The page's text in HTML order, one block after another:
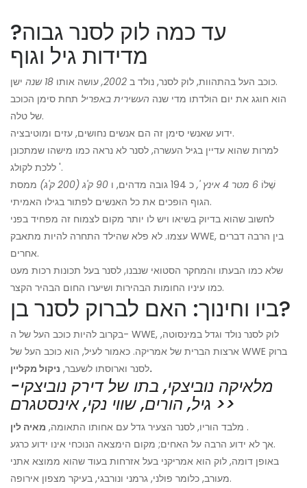
עד כמה לוק לסנר גבוה?
מדידות גיל וגוף
כוכב העל בהתהוות, לוק לסנר, נולד ב 2002,עושה אותו 18 שנה
ישן.
הוא חוגג את יום הולדתו מדי שנה העשירית באפריל תחת סימן הכוכב
של טלה.
ידוע שאנשי סימן זה הם אנשים נחושים, עזים ומוטיבציה.
למרות שהוא עדיין בגיל העשרה, לסנר לא נראה כמו מישהו שמתכונן
ללכת לקולג '.
שֶׁלוֹ 6 מטר 4 אינץ ', כ 194 גובה מדהים, ו 90 ק'ג (200 ק'ג)
ממסת
הגוף הופכים את כל האנשים לפתור בגילו האמיתי.
לחשוב שהוא בדיוק בשיאו ויש לו יותר מקום לצמוח זה מפחיד בפני
עצמו. לא פלא שהילד התחרה להיות מתאבק WWE, בין הרבה דברים
אחרים.
שלא כמו הבעתו והמחקר הסטואי שנבנו, לסנר בעל תכונות רכות מעט
כמו עיניו החומות הבהירות ושיערו החום הבהיר הקצר.
ביו וחינוך: האם לברוק לסנר בן?
בקרוב להיות כוכב העל של ה- WWE, לוק לסנר נולד וגדל במינסוטה,
ארצות הברית של אמריקה. כאמור לעיל, הוא כוכב העל של WWE ברוק
לסנר וארוסתו לשעבר,ניקול מקליין.
מלאיקה נוביצקי, בתו של דירק נוביצקי-
גיל, הורים, שווי נקי, אינסטגרם >>
מלבד הוריו, לסנר הצעיר גדל עם אחותו התאומה, מאיה לין
.
אך לא ידוע הרבה על האחים; מקום הימצאה הנוכחי אינו ידוע כרגע.
באופן דומה, לוק הוא אמריקני בעל אזרחות בעוד שהוא ממוצא אתני
מעורב, כלומר פולני, גרמני ונורבגי, בעיקר מצפון אירופה.